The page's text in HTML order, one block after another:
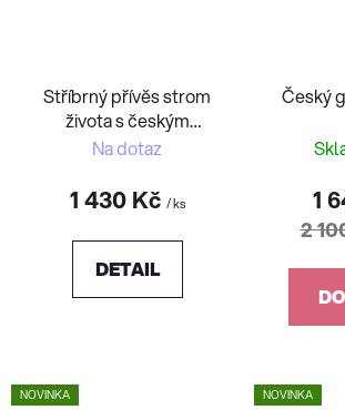
Stříbrný přívěs strom
života s českým
granátem
Na dotaz
1 430 Kč / ks
DETAIL
Český
1
2
NOVINKA NOVINKA